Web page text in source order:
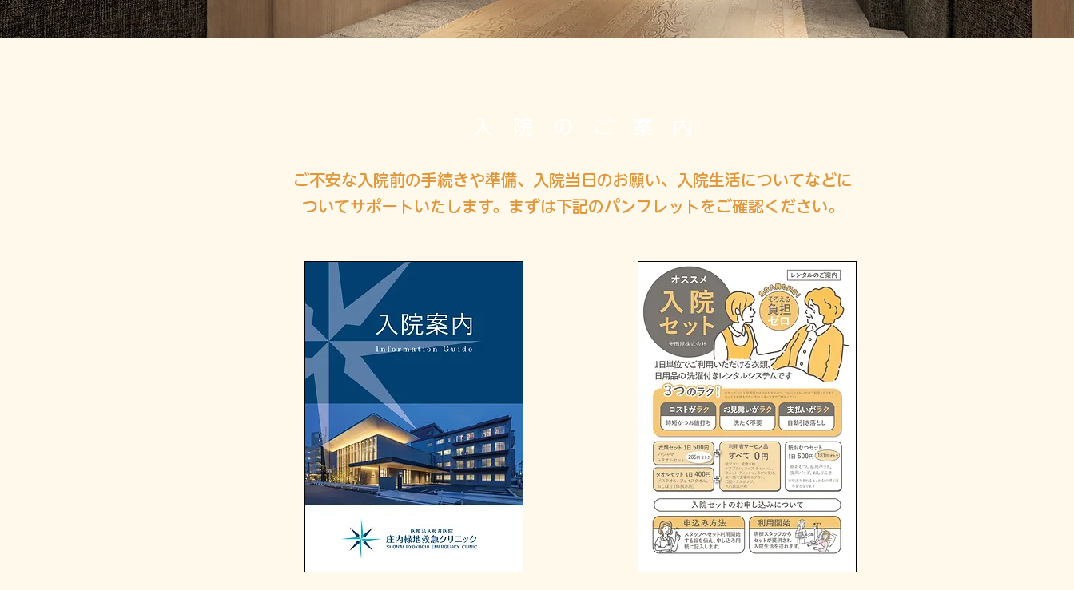
ご不安な入院前の手続きや準備、入院当日のお願い、入院生活についてなどに
ついてサポートいたします。まずは下記のパンフレットをご確認ください。